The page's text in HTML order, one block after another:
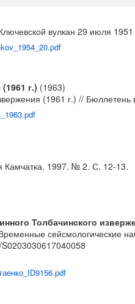
вулкан 29 июля
г.) (1963)
(1961 г.) //
Камчатка. 1997. № 2. С. 12-13.
Толбачинского
сейсмологические